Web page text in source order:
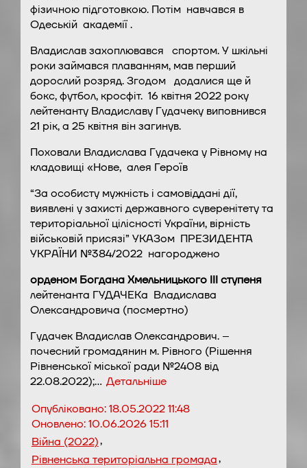
фізичною підготовкою. Потім навчався в
Одеській академії .
Владислав захоплювався спортом. У шкільні
роки займався плаванням, мав перший
дорослий розряд. Згодом додалися ще й
бокс, футбол, кросфіт. 16 квітня 2022 року
лейтенанту Владиславу Гудачеку виповнився
21 рік, а 25 квітня він загинув.
Поховали Владислава Гудачека у Рівному на
кладовищі «Нове, алея Героїв
“За особисту мужність і самовіддані дії,
виявлені у захисті державного суверенітету та
територіальної цілісності України, вірність
військовій присязі” УКАЗом ПРЕЗИДЕНТА
УКРАЇНИ №384/2022 нагороджено
орденом Богдана Хмельницького ІІІ ступеня
лейтенанта ГУДАЧЕКа Владислава
Олександровича (посмертно)
Гудачек Владислав Олександрович. –
почесний громадянин м. Рівного (Рішення
Рівненської міської ради №2408 від
22.08.2022);… Детальніше
Опубліковано:18.05.2022 11:48
Оновлено:10.06.2026 15:11
Війна (2022),
Рівненська територіальна громада,